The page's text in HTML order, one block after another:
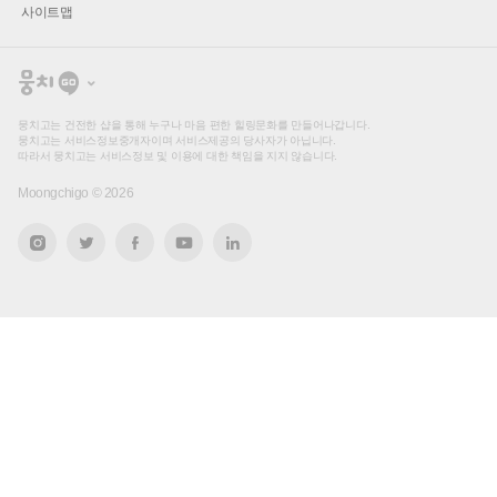
사이트맵
뭉
뭉치고는 건전한 샵을 통해 누구나 마음 편한 힐링문화를 만들어나갑니다.
뭉치고는 서비스정보중개자이며 서비스제공의 당사자가 아닙니다.
따라서 뭉치고는 서비스정보 및 이용에 대한 책임을 지지 않습니다.
Moongchigo © 2026